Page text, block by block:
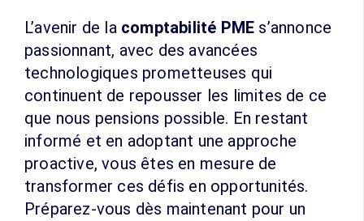
L’avenir de la comptabilité PME s’annonce
passionnant, avec des avancées
technologiques prometteuses qui
continuent de repousser les limites de ce
que nous pensions possible. En restant
informé et en adoptant une approche
proactive, vous êtes en mesure de
transformer ces défis en opportunités.
Préparez-vous dès maintenant pour un